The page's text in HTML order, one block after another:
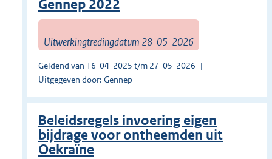
Gennep 2022
Uitwerkingtredingdatum 28-05-2026
Geldend van 16-04-2025 t/m 27-05-2026
Uitgegeven door: Gennep
Beleidsregels invoering eigen
bijdrage voor ontheemden uit
Oekraïne